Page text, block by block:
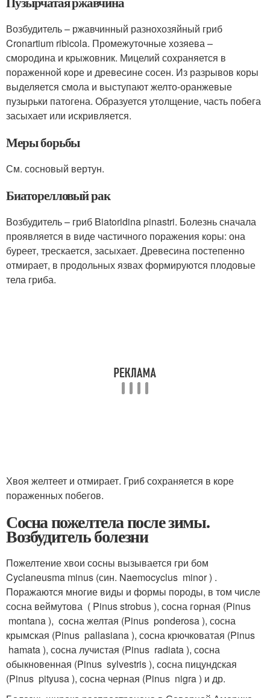
Возбудитель – ржавчинный разнохозяйный гриб
Cronartium ribicola. Промежуточные хозяева –
смородина и крыжовник. Мицелий сохраняется в
пораженной коре и древесине сосен. Из разрывов коры
выделяется смола и выступают желто-оранжевые
пузырьки патогена. Образуется утолщение, часть побега
засыхает или искривляется.
Меры борьбы
См. сосновый вертун.
Биаторелловый рак
Возбудитель – гриб Biatoridina pinastri. Болезнь сначала
проявляется в виде частичного поражения коры: она
буреет, трескается, засыхает. Древесина постепенно
отмирает, в продольных язвах формируются плодовые
тела гриба.
Хвоя желтеет и отмирает. Гриб сохраняется в коре
пораженных побегов.
Сосна пожелтела после зимы.
Возбудитель болезни
Пожелтение хвои сосны вызывается гри бом
Cyclaneusma minus (син. Naemocyclus minor ) .
Поражаются многие виды и формы породы, в том числе
сосна веймутова ( Pinus strobus ), сосна горная (Pinus
montana ), сосна желтая (Pinus ponderosa ), сосна
крымская (Pinus pallasiana ), сосна крючковатая (Pinus
hamata ), сосна лучистая (Pinus radiata ), сосна
обыкновенная (Pinus sylvestris ), сосна пицундская
(Pinus pityusa ), сосна черная (Pinus nigra ) и др.